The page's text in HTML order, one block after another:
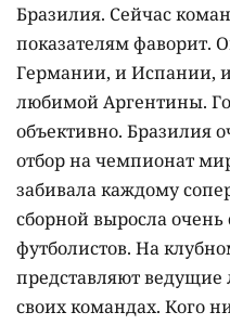
Бразилия. Сейчас
показателям фаворит.
Германии, и Испании,
любимой Аргентины.
объективно. Бразилия
отбор на чемпионат
забивала каждому
сборной выросла
футболистов. На
представляют ведущие
своих командах. Кого